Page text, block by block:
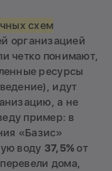
схем
организацией
четко понимают,
ресурсы
идут
а не
пример: в
«Базис»
воду 37,5%от
дома,